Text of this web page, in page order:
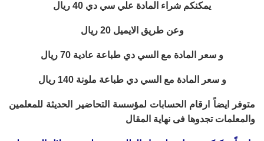
يمكنكم شراء المادة علي سي دي 40 ريال
وعن طريق الايميل 20 ريال
و سعر المادة مع السي دي طباعة عادية 70 ريال
و سعر المادة مع السي دي طباعة ملونة 140 ريال
متوفر ايضاً ارقام الحسابات لمؤسسة التحاضير الحديثة للمعلمين
والمعلمات تجدوها فى نهاية المقال